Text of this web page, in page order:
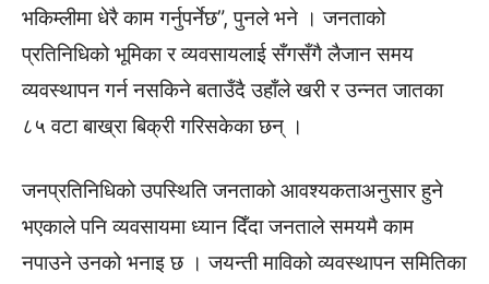
भकिम्लीमा धेरै काम गर्नुपर्नेछ”, पुनले भने । जनताको
प्रतिनिधिको भूमिका र व्यवसायलाई सँगसँगै लैजान समय
व्यवस्थापन गर्न नसकिने बताउँदै उहाँले खरी र उन्नत जातका
८५ वटा बाख्रा बिक्री गरिसकेका छन् ।
जनप्रतिनिधिको उपस्थिति जनताको आवश्यकताअनुसार हुने
भएकाले पनि व्यवसायमा ध्यान दिँदा जनताले समयमै काम
नपाउने उनको भनाइ छ । जयन्ती माविको व्यवस्थापन समितिका